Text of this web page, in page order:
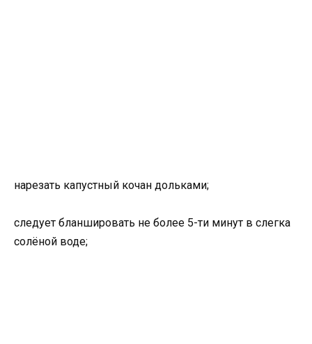
нарезать капустный кочан дольками;
следует бланшировать не более 5-ти минут в слегка
солёной воде;